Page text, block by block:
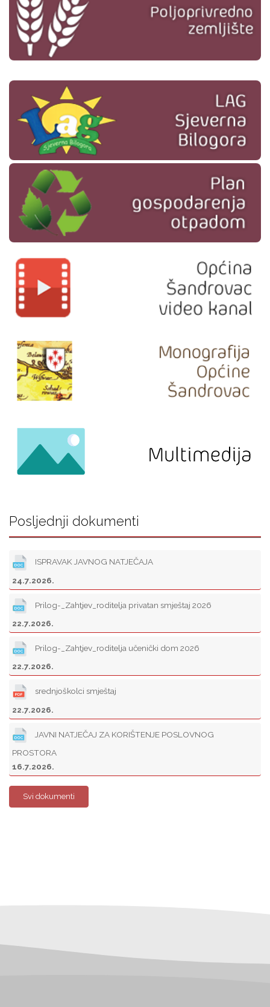
Posljednji dokumenti
ISPRAVAK JAVNOG NATJEČAJA
24.7.2026.
Prilog-_Zahtjev_roditelja privatan smještaj 2026
22.7.2026.
Prilog-_Zahtjev_roditelja učenički dom 2026
22.7.2026.
srednjoškolci smještaj
22.7.2026.
JAVNI NATJEČAJ ZA KORIŠTENJE POSLOVNOG
PROSTORA
16.7.2026.
Svi dokumenti